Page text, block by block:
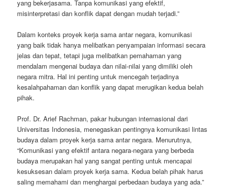
yang bekerjasama. Tanpa komunikasi yang efektif,
misinterpretasi dan konflik dapat dengan mudah terjadi.”
Dalam konteks proyek kerja sama antar negara, komunikasi
yang baik tidak hanya melibatkan penyampaian informasi secara
jelas dan tepat, tetapi juga melibatkan pemahaman yang
mendalam mengenai budaya dan nilai-nilai yang dimiliki oleh
negara mitra. Hal ini penting untuk mencegah terjadinya
kesalahpahaman dan konflik yang dapat merugikan kedua belah
pihak.
Prof. Dr. Arief Rachman, pakar hubungan internasional dari
Universitas Indonesia, menegaskan pentingnya komunikasi lintas
budaya dalam proyek kerja sama antar negara. Menurutnya,
“Komunikasi yang efektif antara negara-negara yang berbeda
budaya merupakan hal yang sangat penting untuk mencapai
kesuksesan dalam proyek kerja sama. Kedua belah pihak harus
saling memahami dan menghargai perbedaan budaya yang ada.”